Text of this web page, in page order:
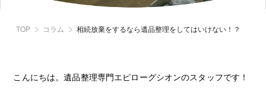
TOP コラム 相続放棄をするなら遺品整理をしてはいけない！？
こんにちは。遺品整理専門エピローグシオンのスタッフです！